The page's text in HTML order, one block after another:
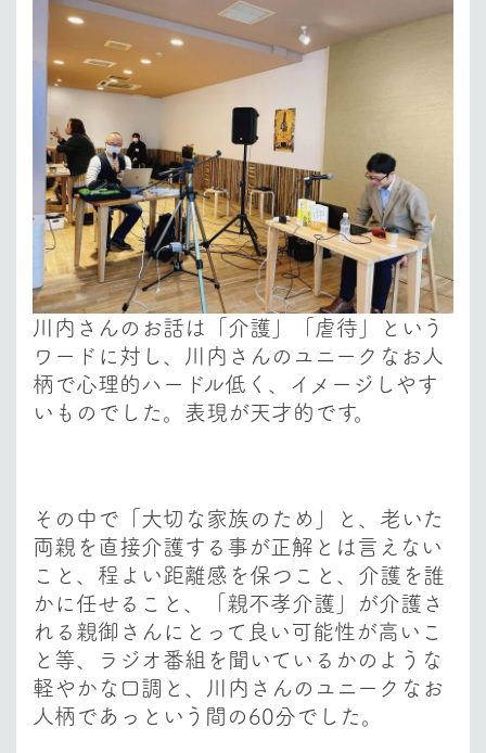
川内さんのお話は「介護」「虐待」という
ワードに対し、川内さんのユニークなお人
柄で心理的ハードル低く、イメージしやす
いものでした。表現が天才的です。
その中で 「大切な家族のため」と、老いた
両親を直接介護する事が正解とは言えない
こと、 程よい距離感を保つこと、介護を誰
かに任せること、「 親不孝介護」が介護さ
れる親御さんにとって良い可能性が高いこ
と 等、ラジオ番組を聞いているかのような
軽やかな口調と、川内さんのユニークなお
人柄であっという間の60分でした。